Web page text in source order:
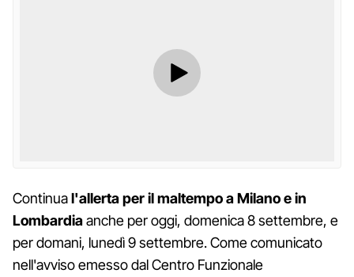
Continual'allerta per il maltempo a Milano e in
Lombardiaanche per oggi, domenica 8 settembre, e
per domani, lunedì 9 settembre. Come comunicato
nell'avviso emesso dal Centro Funzionale